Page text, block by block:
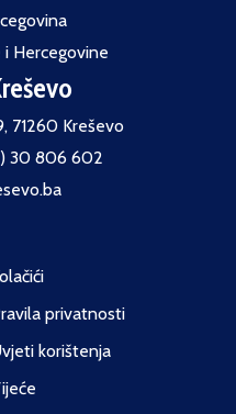
i Hercegovine
71260 Kreševo
30 806 602
privatnosti
korištenja